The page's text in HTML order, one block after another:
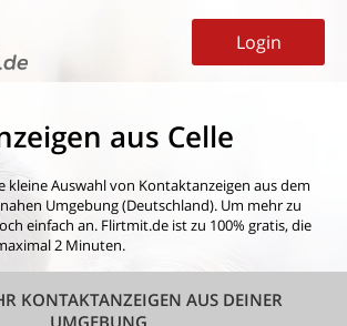
Login
aus Celle
kleine Auswahl von Kontaktanzeigen aus dem
Umgebung (Deutschland). Um mehr zu
einfach an. Flirtmit.de ist zu 100% gratis, die
2 Minuten.
KONTAKTANZEIGEN AUS DEINER
UMGEBUNG